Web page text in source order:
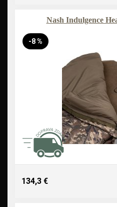
Nash Indulgence
-8 %
134,3 €